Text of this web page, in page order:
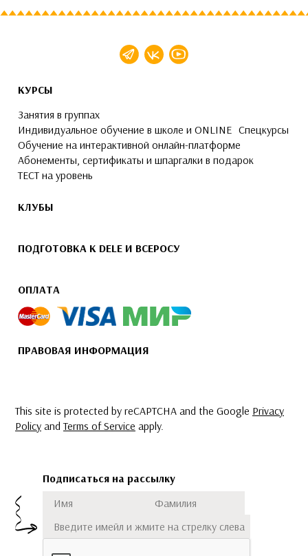
КУРСЫ
Занятия в группах
Индивидуальное обучение в школе и ONLINE Спецкурсы
Обучение на интерактивной онлайн-платформе
Абонементы, сертификаты и шпаргалки в подарок
ТЕСТ на уровень
КЛУБЫ
ПОДГОТОВКА К DELE И ВСЕРОСУ
ОПЛАТА
ПРАВОВАЯ ИНФОРМАЦИЯ
This site is protected by reCAPTCHA and the Google Privacy
Policy andTerms of Service apply.
Подписаться на рассылку
Имя
Фамилия
Подписаться